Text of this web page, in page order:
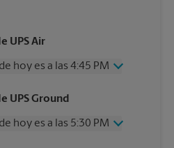
UPS Air
hoy es a las 4:45 PM
UPS Ground
hoy es a las 5:30 PM